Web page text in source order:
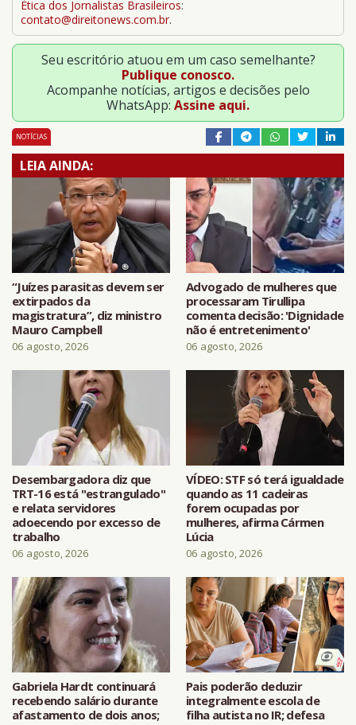
Ética dos Jornalistas Brasileiros:
contato@direitonews.com.br.
Seu escritório atuou em um caso semelhante?
Publique conosco.
Acompanhe notícias, artigos e decisões pelo
WhatsApp: Assine aqui.
NOTÍCIAS
LEIA AINDA:
“Juízes parasitas devem ser
extirpados da
magistratura”, diz ministro
Mauro Campbell
06 agosto, 2026
Advogado de mulheres que
processaram Tirullipa
comenta decisão: 'Dignidade
não é entretenimento'
06 agosto, 2026
Desembargadora diz que
TRT-16 está "estrangulado"
e relata servidores
adoecendo por excesso de
trabalho
06 agosto, 2026
VÍDEO: STF só terá igualdade
quando as 11 cadeiras
forem ocupadas por
mulheres, afirma Cármen
Lúcia
06 agosto, 2026
Gabriela Hardt continuará
recebendo salário durante
afastamento de dois anos;
Pais poderão deduzir
integralmente escola de
filha autista no IR; defesa